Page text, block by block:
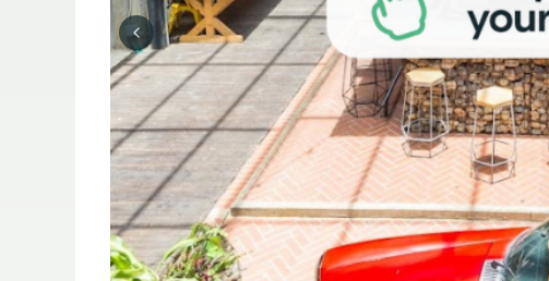
Previous slide